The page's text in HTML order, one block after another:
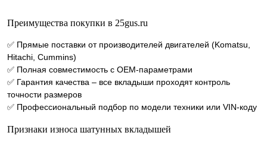
Преимущества покупки в 25gus.ru
✅ Прямые поставки от производителей двигателей (Komatsu,
Hitachi, Cummins)
✅ Полная совместимость с OEM-параметрами
✅ Гарантия качества – все вкладыши проходят контроль
точности размеров
✅ Профессиональный подбор по модели техники или VIN-коду
Признаки износа шатунных вкладышей